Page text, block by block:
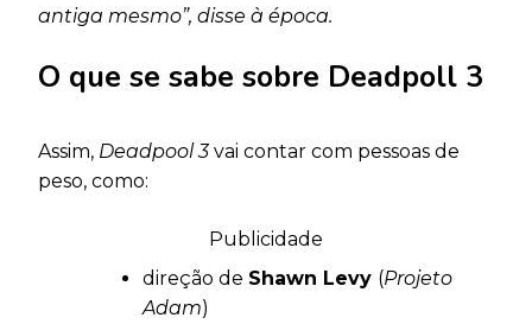
antiga mesmo”, disse à época.
O que se sabe sobre Deadpoll 3
Assim, Deadpool 3vai contar com pessoas de
peso, como:
Publicidade
direção de Shawn Levy (Projeto
Adam)